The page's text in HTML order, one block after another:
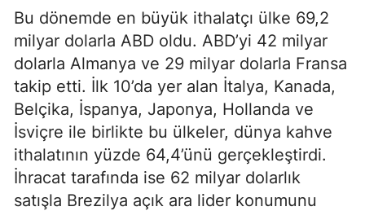
Bu dönemde en büyük ithalatçı ülke 69,2
milyar dolarla ABD oldu. ABD’yi 42 milyar
dolarla Almanya ve 29 milyar dolarla Fransa
takip etti. İlk 10’da yer alan İtalya, Kanada,
Belçika, İspanya, Japonya, Hollanda ve
İsviçre ile birlikte bu ülkeler, dünya kahve
ithalatının yüzde 64,4’ünü gerçekleştirdi.
İhracat tarafında ise 62 milyar dolarlık
satışla Brezilya açık ara lider konumunu